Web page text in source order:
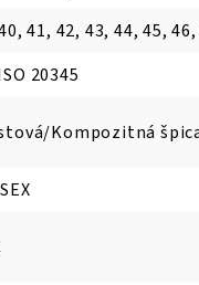
41, 42, 43, 44, 45,
20345
Kompozitná